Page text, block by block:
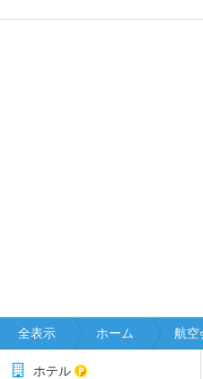
全表示 ホーム 航空
ホテル